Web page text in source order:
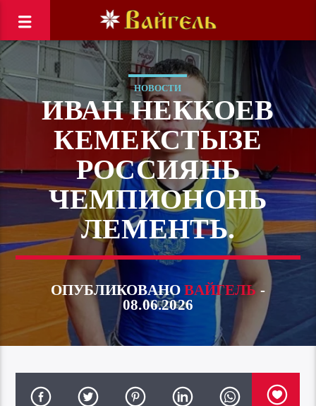
НОВОСТИ
ИВАН НЕККОЕВ
КЕМЕКСТЫЗЕ
РОССИЯНЬ
ЧЕМПИОНОНЬ
ЛЕМЕНТЬ.
ОПУБЛИКОВАНОВАЙГЕЛЬ -
08.06.2026